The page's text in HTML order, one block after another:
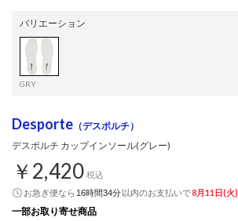
バリエーション
GRY
Desporte （デスポルチ）
デスポルチ カップインソール(グレー)
￥2,420 税込
お急ぎ便なら 16時間34分以内のお支払いで8月11日(火)
一部お取り寄せ商品